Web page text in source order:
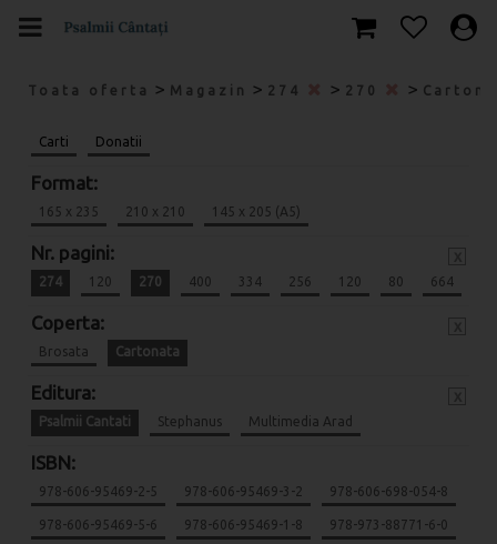
Toata oferta > Magazin > 274 > 270 >
Carti Donatii
Format:
165 x 235 210 x 210 145 x 205 (A5)
Nr. pagini:
274 120 270 400 334 256 120 80 664
Coperta:
Brosata Cartonata
Editura:
Psalmii Cantati Stephanus Multimedia Arad
ISBN:
978-606-95469-2-5 978-606-95469-3-2 978-606-698-054-8
978-606-95469-5-6 978-606-95469-1-8 978-973-88771-6-0